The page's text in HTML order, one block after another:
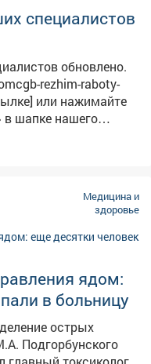
специалистов
обновлено.
rezhim-raboty-
или нажимайте
в шапке нашего
Время: пн-
Медиков, 5 (3 этаж)
Госуслуги,
Медицина и
здоровье
ядом:
в больницу
острых
Подгорбунского